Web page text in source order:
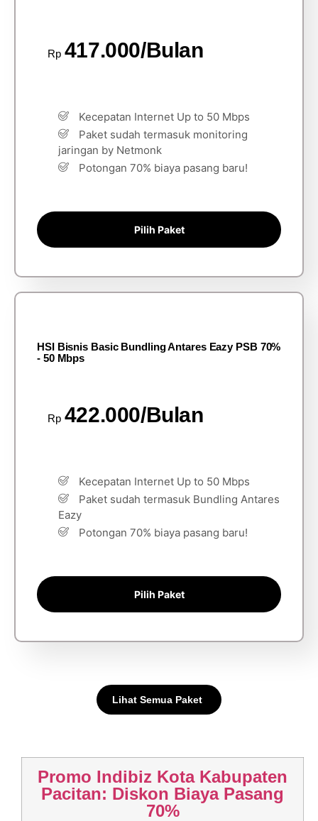
Rp 417.000/Bulan
Kecepatan Internet Up to 50 Mbps
Paket sudah termasuk monitoring
jaringan by Netmonk
Potongan 70% biaya pasang baru!
Pilih Paket
HSI Bisnis Basic Bundling Antares Eazy PSB 70%
- 50 Mbps
Rp 422.000/Bulan
Kecepatan Internet Up to 50 Mbps
Paket sudah termasuk Bundling Antares
Eazy
Potongan 70% biaya pasang baru!
Pilih Paket
Lihat Semua Paket
Promo Indibiz Kota Kabupaten
Pacitan: Diskon Biaya Pasang
70%